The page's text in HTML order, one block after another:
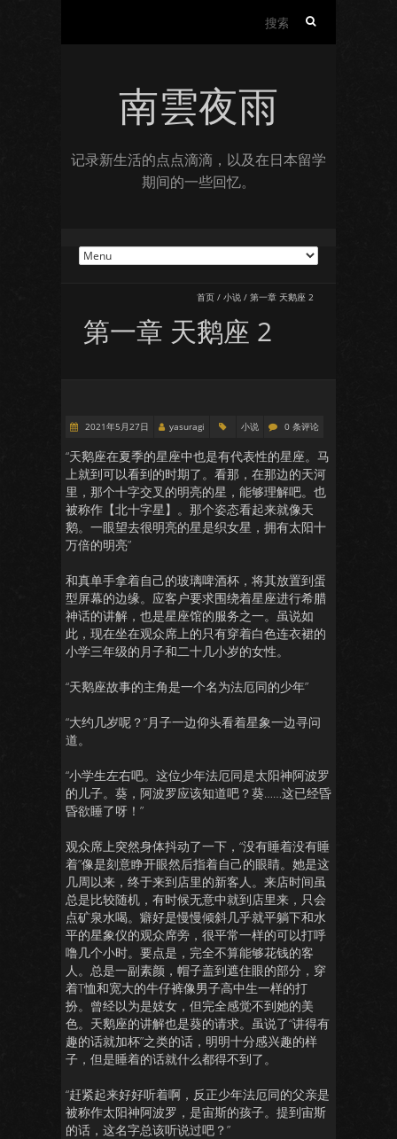
南雲夜雨
记录新生活的点点滴滴，以及在日本留学
期间的一些回忆。
首页 / 小说 / 第一章 天鹅座 2
第一章 天鹅座 2
2021年5月27日 yasuragi 小说 0 条评论
“天鹅座在夏季的星座中也是有代表性的星座。马
上就到可以看到的时期了。看那，在那边的天河
里，那个十字交叉的明亮的星，能够理解吧。也
被称作【北十字星】。那个姿态看起来就像天
鹅。一眼望去很明亮的星是织女星，拥有太阳十
万倍的明亮”
和真单手拿着自己的玻璃啤酒杯，将其放置到蛋
型屏幕的边缘。应客户要求围绕着星座进行希腊
神话的讲解，也是星座馆的服务之一。虽说如
此，现在坐在观众席上的只有穿着白色连衣裙的
小学三年级的月子和二十几小岁的女性。
“天鹅座故事的主角是一个名为法厄同的少年”
“大约几岁呢？”月子一边仰头看着星象一边寻问
道。
“小学生左右吧。这位少年法厄同是太阳神阿波罗
的儿子。葵，阿波罗应该知道吧？葵……这已经昏
昏欲睡了呀！”
观众席上突然身体抖动了一下，“没有睡着没有睡
着”像是刻意睁开眼然后指着自己的眼睛。她是这
几周以来，终于来到店里的新客人。来店时间虽
总是比较随机，有时候无意中就到店里来，只会
点矿泉水喝。癖好是慢慢倾斜几乎就平躺下和水
平的星象仪的观众席旁，很平常一样的可以打呼
噜几个小时。要点是，完全不算能够花钱的客
人。总是一副素颜，帽子盖到遮住眼的部分，穿
着T恤和宽大的牛仔裤像男子高中生一样的打
扮。曾经以为是妓女，但完全感觉不到她的美
色。天鹅座的讲解也是葵的请求。虽说了“讲得有
趣的话就加杯”之类的话，明明十分感兴趣的样
子，但是睡着的话就什么都得不到了。
“赶紧起来好好听着啊，反正少年法厄同的父亲是
被称作太阳神阿波罗，是宙斯的孩子。提到宙斯
的话，这名字总该听说过吧？”